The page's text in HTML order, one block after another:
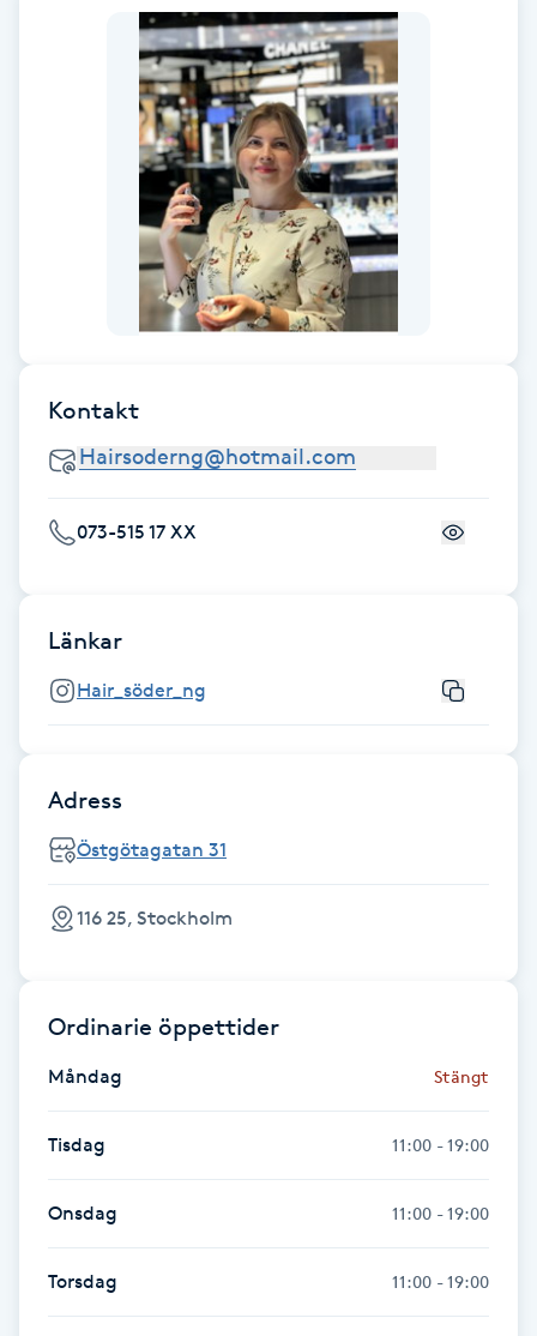
Fransborttagning
Fransförlängning
Fransförlängning Megavolym
Fransförlängning Volym
Fransrengöring
Frekvensterapi
Friskvård
Färgning
Kontakt
073-515 17 XX
Länkar
Hair_söder_ng
Adress
Östgötagatan 31
116 25, Stockholm
Ordinarie öppettider
Måndag Stängt
Tisdag 11:00 - 19:00
Onsdag 11:00 - 19:00
Torsdag 11:00 - 19:00